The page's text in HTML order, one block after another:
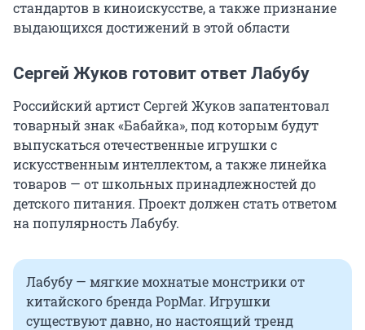
стандартов в киноискусстве, а также признание
выдающихся достижений в этой области
Сергей Жуков готовит ответ Лабубу
Российский артист Сергей Жуков запатентовал
товарный знак «Бабайка», под которым будут
выпускаться отечественные игрушки с
искусственным интеллектом, а также линейка
товаров — от школьных принадлежностей до
детского питания. Проект должен стать ответом
на популярность Лабубу.
Лабубу — мягкие мохнатые монстрики от
китайского бренда PopMar. Игрушки
существуют давно, но настоящий тренд